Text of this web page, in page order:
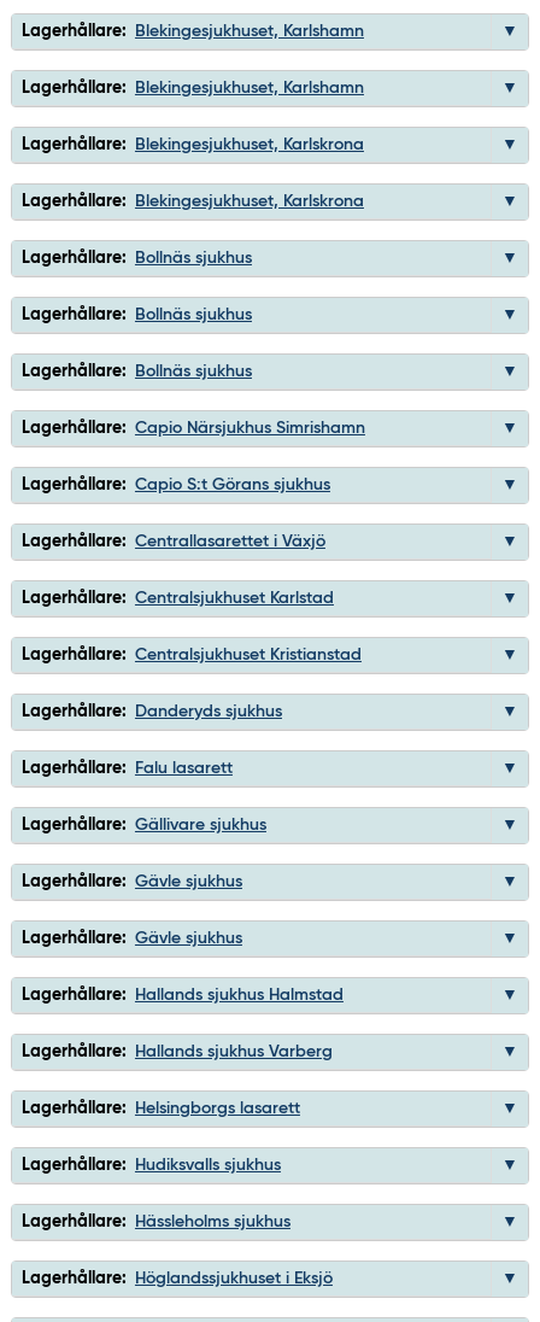
Lagerhållare: Blekingesjukhuset, Karlshamn
Lagerhållare: Blekingesjukhuset, Karlshamn
Lagerhållare: Blekingesjukhuset, Karlskrona
Lagerhållare: Blekingesjukhuset, Karlskrona
Lagerhållare: Bollnäs sjukhus
Lagerhållare: Bollnäs sjukhus
Lagerhållare: Bollnäs sjukhus
Lagerhållare: Capio Närsjukhus Simrishamn
Lagerhållare: Capio S:t Görans sjukhus
Lagerhållare: Centrallasarettet i Växjö
Lagerhållare: Centralsjukhuset Karlstad
Lagerhållare: Centralsjukhuset Kristianstad
Lagerhållare: Danderyds sjukhus
Lagerhållare: Falu lasarett
Lagerhållare: Gällivare sjukhus
Lagerhållare: Gävle sjukhus
Lagerhållare: Gävle sjukhus
Lagerhållare: Hallands sjukhus Halmstad
Lagerhållare: Hallands sjukhus Varberg
Lagerhållare: Helsingborgs lasarett
Lagerhållare: Hudiksvalls sjukhus
Lagerhållare: Hässleholms sjukhus
Lagerhållare: Höglandssjukhuset i Eksjö